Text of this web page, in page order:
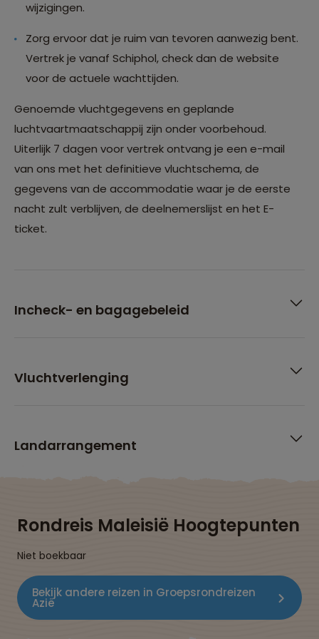
wijzigingen.
Zorg ervoor dat je ruim van tevoren aanwezig bent.
Vertrek je vanaf Schiphol, check dan de website
voor de actuele wachttijden.
Genoemde vluchtgegevens en geplande
luchtvaartmaatschappij zijn onder voorbehoud.
Uiterlijk 7 dagen voor vertrek ontvang je een e-mail
van ons met het definitieve vluchtschema, de
gegevens van de accommodatie waar je de eerste
nacht zult verblijven, de deelnemerslijst en het E-
ticket.
Incheck- en bagagebeleid
Vluchtverlenging
Landarrangement
Rondreis Maleisië Hoogtepunten
Niet boekbaar
Bekijk andere reizen in Groepsrondreizen
Azië